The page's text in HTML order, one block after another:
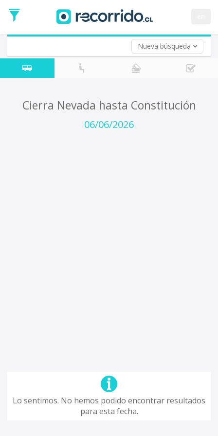
Nueva búsqueda
de
Ida
Vuelta (opcional)
Fecha
de
Cierra Nevada hasta Constitución
06/06/2026
Lo sentimos. No hemos podido encontrar resultados
para esta fecha.